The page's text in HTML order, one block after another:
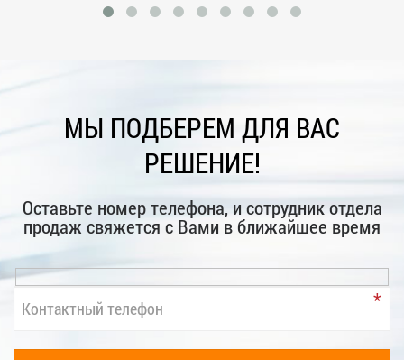
МЫ ПОДБЕРЕМ ДЛЯ ВАС
РЕШЕНИЕ!
Оставьте номер телефона, и сотрудник отдела
продаж свяжется с Вами в ближайшее время